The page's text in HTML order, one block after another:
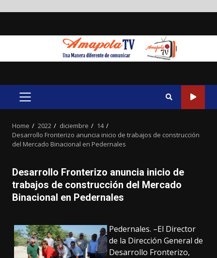
PRIMARY
Home 2022 diciembre
14
Desarrollo Fronterizo anuncia inicio de trabajos de construcción
del Mercado Binacional en Pedernales
Desarrollo Fronterizo anuncia inicio de
trabajos de construcción del Mercado
Binacional en Pedernales
Pedernales. –El Director
de la Dirección General de
Desarrollo Fronterizo,